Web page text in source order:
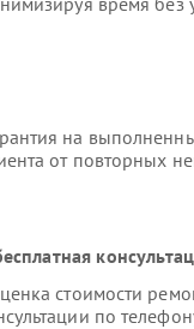
на
от повторных
стоимости
по